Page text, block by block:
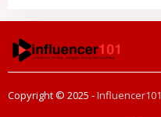
Copyright © 2025 -Influencer101